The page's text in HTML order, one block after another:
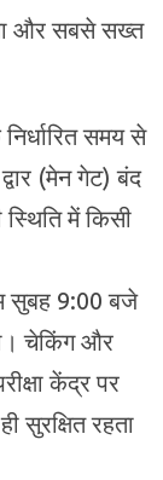
और सबसे सख्त
समय से
(मेन गेट) बंद
में किसी
सुबह 9:00 बजे
चेकिंग और
केंद्र पर
सुरक्षित रहता